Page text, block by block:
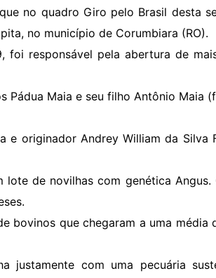
no quadro Giro pelo Brasil desta
no município de Corumbiara (RO).
foi responsável pela abertura de
Pádua Maia e seu filho Antônio Maia
originador Andrey William da Silva
de novilhas com genética Angus.
bovinos que chegaram a uma média
justamente com uma pecuária